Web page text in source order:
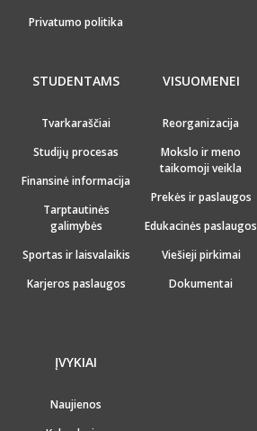
Privatumo politika
STUDENTAMS
Tvarkaraščiai
Studijų procesas
Finansinė informacija
Tarptautinės
galimybės
Sportas ir laisvalaikis
Karjeros paslaugos
VISUOMENEI
Reorganizacija
Mokslo ir meno
taikomoji veikla
Prekės ir paslaugos
Edukacinės paslaugos
Viešieji pirkimai
Dokumentai
ĮVYKIAI
Naujienos